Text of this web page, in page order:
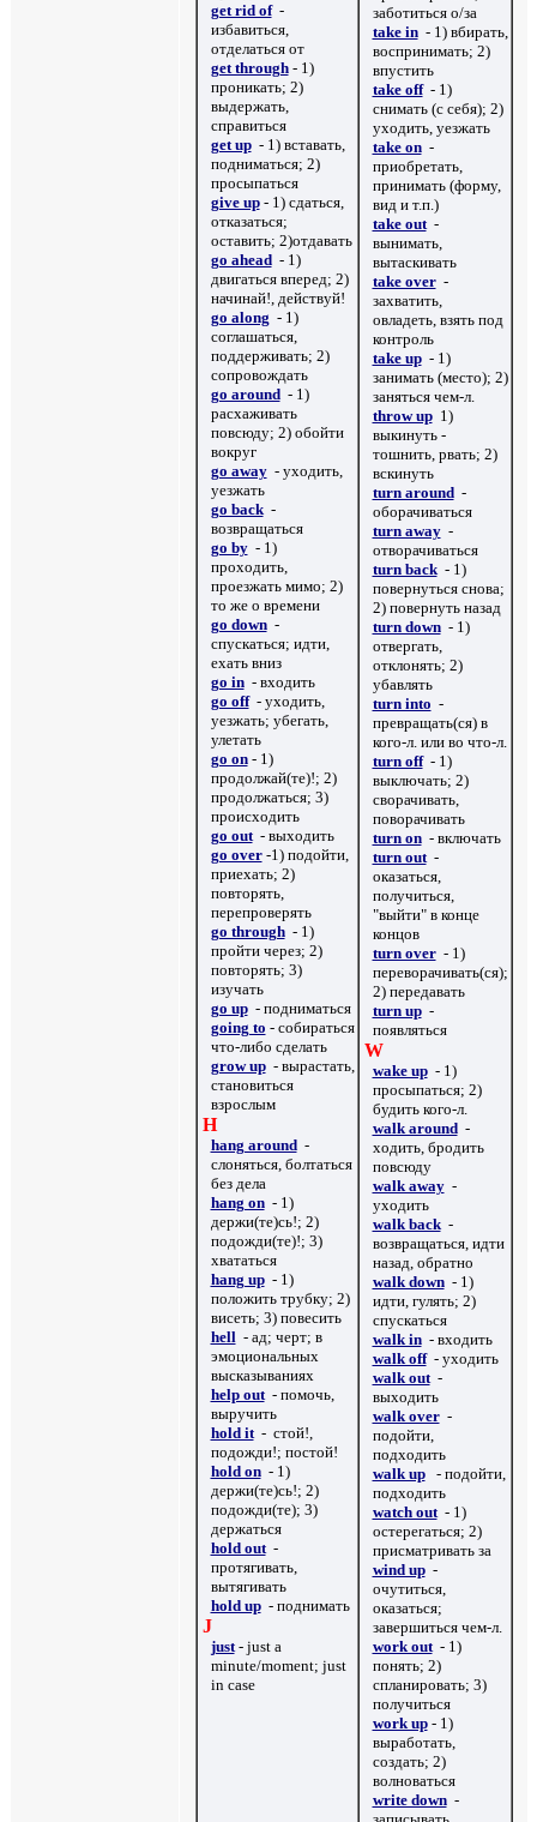
get rid of -
избавиться,
отделаться от
get through - 1)
проникать; 2)
выдержать,
справиться
get up - 1) вставать,
подниматься; 2)
просыпаться
give up - 1) сдаться,
отказаться;
оставить; 2)отдавать
go ahead - 1)
двигаться вперед; 2)
начинай!, действуй!
go along - 1)
соглашаться,
поддерживать; 2)
сопровождать
go around - 1)
расхаживать
повсюду; 2) обойти
вокруг
go away - уходить,
уезжать
go back -
возвращаться
go by - 1)
проходить,
проезжать мимо; 2)
то же о времени
go down -
спускаться; идти,
ехать вниз
go in - входить
go off - уходить,
уезжать; убегать,
улетать
go on - 1)
продолжай(те)!; 2)
продолжаться; 3)
происходить
go out - выходить
go over -1) подойти,
приехать; 2)
повторять,
перепроверять
go through - 1)
пройти через; 2)
повторять; 3)
изучать
go up - подниматься
going to - собираться
что-либо сделать
grow up - вырастать,
становиться
взрослым
H
hang around-
слоняться, болтаться
без дела
hang on - 1)
держи(те)сь!; 2)
подожди(те)!; 3)
хвататься
hang up - 1)
положить трубку; 2)
висеть; 3) повесить
hell - ад; черт; в
эмоциональных
высказываниях
help out - помочь,
выручить
hold it- стой!,
подожди!; постой!
hold on - 1)
держи(те)сь!; 2)
подожди(те); 3)
держаться
hold out -
протягивать,
вытягивать
hold up - поднимать
J
just- just a
minute/moment; just
in case
заботиться о/за
take in - 1) вбирать,
воспринимать; 2)
впустить
take off - 1)
снимать (с себя); 2)
уходить, уезжать
take on -
приобретать,
принимать (форму,
вид и т.п.)
take out -
вынимать,
вытаскивать
take over -
захватить,
овладеть, взять под
контроль
take up - 1)
занимать (место); 2)
заняться чем-л.
throw up 1)
выкинуть -
тошнить, рвать; 2)
вскинуть
turn around -
оборачиваться
turn away -
отворачиваться
turn back - 1)
повернуться снова;
2) повернуть назад
turn down - 1)
отвергать,
отклонять; 2)
убавлять
turn into -
превращать(ся) в
кого-л. или во что-л.
turn off - 1)
выключать; 2)
сворачивать,
поворачивать
turn on - включать
turn out -
оказаться,
получиться,
"выйти" в конце
концов
turn over - 1)
переворачивать(ся);
2) передавать
turn up -
появляться
W
wake up - 1)
просыпаться; 2)
будить кого-л.
walk around -
ходить, бродить
повсюду
walk away -
уходить
walk back -
возвращаться, идти
назад, обратно
walk down - 1)
идти, гулять; 2)
спускаться
walk in - входить
walk off - уходить
walk out -
выходить
walk over -
подойти,
подходить
walk up
- подойти,
подходить
watch out - 1)
остерегаться; 2)
присматривать за
wind up -
очутиться,
оказаться;
завершиться чем-л.
work out - 1)
понять; 2)
спланировать; 3)
получиться
work up - 1)
выработать,
создать; 2)
волноваться
write down -